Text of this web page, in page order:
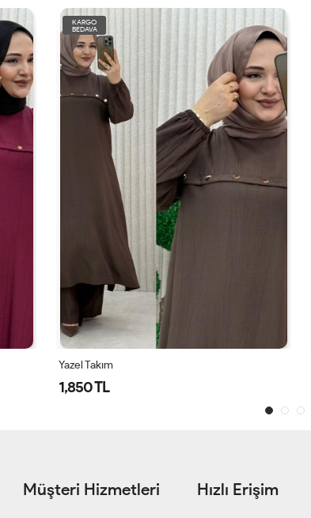
KARGO
BEDAVA
Yazel Takım
1,850 TL
Müşteri Hizmetleri Hızlı Erişim